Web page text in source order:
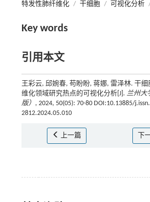
特发性肺纤维化 / 干细胞 / 可视化分析
Key words
引用本文
王彩云, 邱婉春, 苟盼盼, 蒋娜, 雷泽林. 干
维化领域研究热点的可视化分析[J]. 兰州大
版） , 2024, 50(05): 70-80 DOI:10.13885/
2812.2024.05.010
上一篇 下